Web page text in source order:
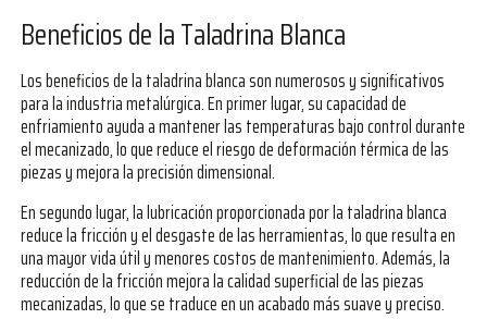
Beneficios de la Taladrina Blanca
Los beneficios de la taladrina blanca son numerosos y significativos
para la industria metalúrgica. En primer lugar, su capacidad de
enfriamiento ayuda a mantener las temperaturas bajo control durante
el mecanizado, lo que reduce el riesgo de deformación térmica de las
piezas y mejora la precisión dimensional.
En segundo lugar, la lubricación proporcionada por la taladrina blanca
reduce la fricción y el desgaste de las herramientas, lo que resulta en
una mayor vida útil y menores costos de mantenimiento. Además, la
reducción de la fricción mejora la calidad superficial de las piezas
mecanizadas, lo que se traduce en un acabado más suave y preciso.